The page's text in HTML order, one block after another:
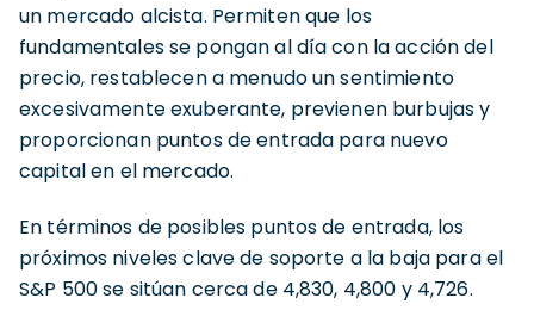
un mercado alcista. Permiten que los
fundamentales se pongan al día con la acción del
precio, restablecen a menudo un sentimiento
excesivamente exuberante, previenen burbujas y
proporcionan puntos de entrada para nuevo
capital en el mercado.
En términos de posibles puntos de entrada, los
próximos niveles clave de soporte a la baja para el
S&P 500 se sitúan cerca de 4,830, 4,800 y 4,726.